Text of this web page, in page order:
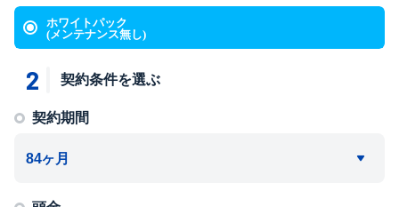
ホワイトパック
(メンテナンス無し)
2 契約条件を選ぶ
契約期間